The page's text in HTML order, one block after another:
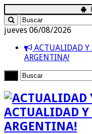
jueves 06/08/2026
ACTUALIDAD Y
ARGENTINA!
ACTUALIDAD Y
ARGENTINA!